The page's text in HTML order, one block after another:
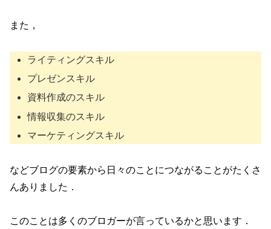
また，
ライティングスキル
プレゼンスキル
資料作成のスキル
情報収集のスキル
マーケティングスキル
などブログの要素から日々のことにつながることがたくさ
んありました．
このことは多くのブロガーが言っているかと思います．